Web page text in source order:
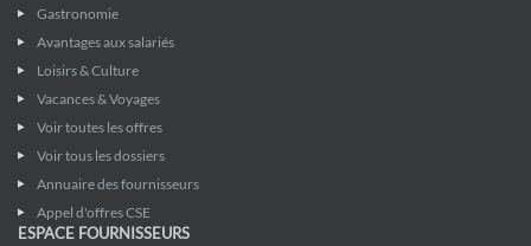
Gastronomie
Avantages aux salariés
Loisirs & Culture
Vacances & Voyages
Voir toutes les offres
Voir tous les dossiers
Annuaire des fournisseurs
Appel d'offres CSE
ESPACE FOURNISSEURS